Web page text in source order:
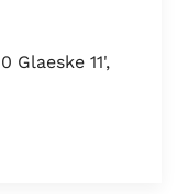
Glaeske 11',